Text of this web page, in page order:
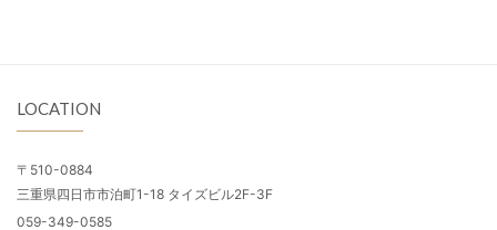
LOCATION
〒510-0884
三重県四日市市泊町1-18 タイズビル2F-3F
059-349-0585